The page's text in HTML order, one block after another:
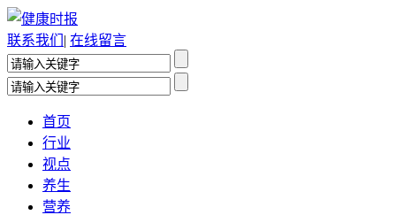
联系我们 | 在线留言
首页
行业
视点
养生
营养